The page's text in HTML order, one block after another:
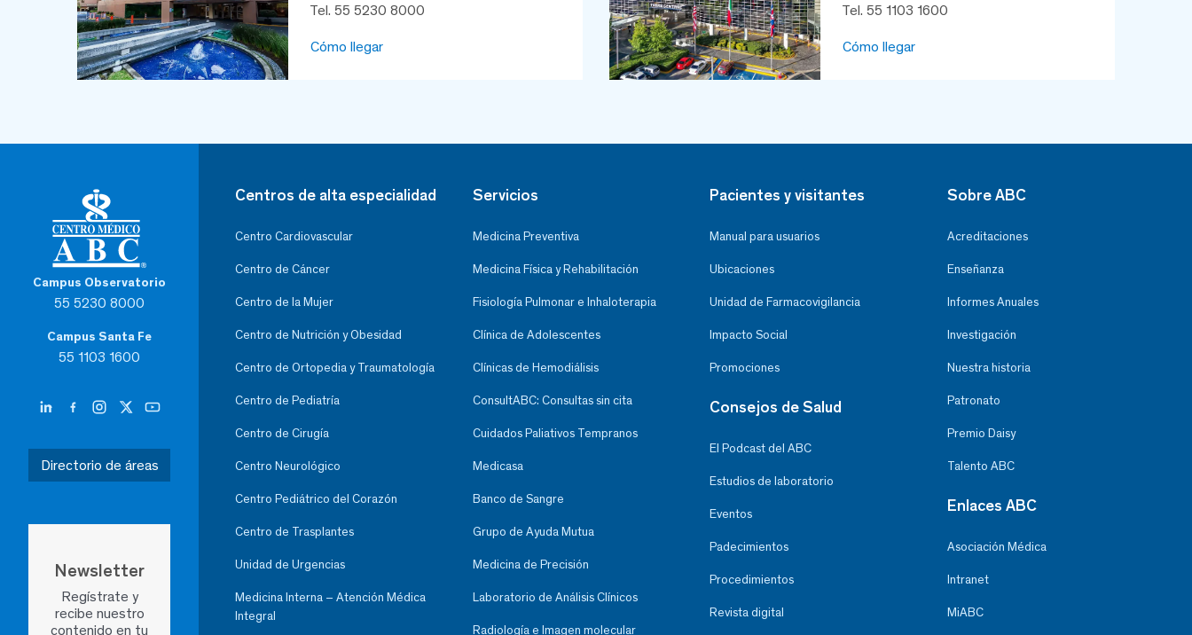
Tel. 55 5230 8000
Cómo llegar
Tel. 55 1103 1600
Cómo llegar
Campus Observatorio
55 5230 8000
Campus Santa Fe
55 1103 1600
Directorio de áreas
Newsletter
Regístrate y
recibe nuestro
contenido en tu
Centros de alta especialidad
Centro Cardiovascular
Centro de Cáncer
Centro de la Mujer
Centro de Nutrición y Obesidad
Centro de Ortopedia y Traumatología
Centro de Pediatría
Centro de Cirugía
Centro Neurológico
Centro Pediátrico del Corazón
Centro de Trasplantes
Unidad de Urgencias
Medicina Interna – Atención Médica
Integral
Servicios
Medicina Preventiva
Medicina Física y Rehabilitación
Fisiología Pulmonar e Inhaloterapia
Clínica de Adolescentes
Clínicas de Hemodiálisis
ConsultABC: Consultas sin cita
Cuidados Paliativos Tempranos
Medicasa
Banco de Sangre
Grupo de Ayuda Mutua
Medicina de Precisión
Laboratorio de Análisis Clínicos
Radiología e Imagen molecular
Pacientes y visitantes
Manual para usuarios
Ubicaciones
Unidad de Farmacovigilancia
Impacto Social
Promociones
Consejos de Salud
El Podcast del ABC
Estudios de laboratorio
Eventos
Padecimientos
Procedimientos
Revista digital
Sobre ABC
Acreditaciones
Enseñanza
Informes Anuales
Investigación
Nuestra historia
Patronato
Premio Daisy
Talento ABC
Enlaces ABC
Asociación Médica
Intranet
MiABC